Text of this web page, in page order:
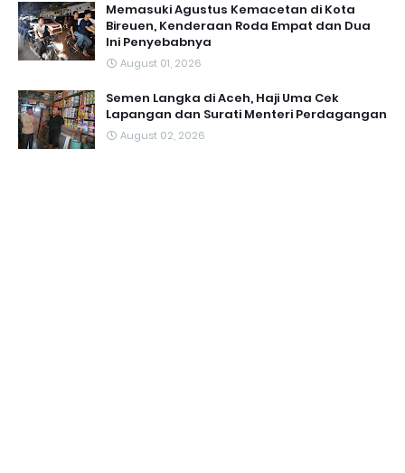
Memasuki Agustus Kemacetan di Kota
Bireuen, Kenderaan Roda Empat dan Dua
Ini Penyebabnya
August 01, 2026
Semen Langka di Aceh, Haji Uma Cek
Lapangan dan Surati Menteri Perdagangan
August 02, 2026